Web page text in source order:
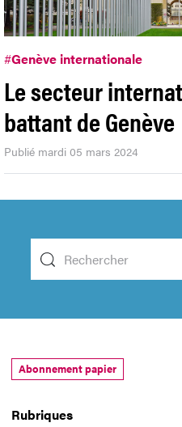
#Genève internationale
Le secteur
battant de Genève
Publié mardi 05 mars 2024
Rubriques
Abonnement papier